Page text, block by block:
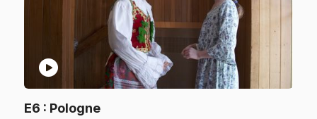
play_circle
E6 : Pologne.